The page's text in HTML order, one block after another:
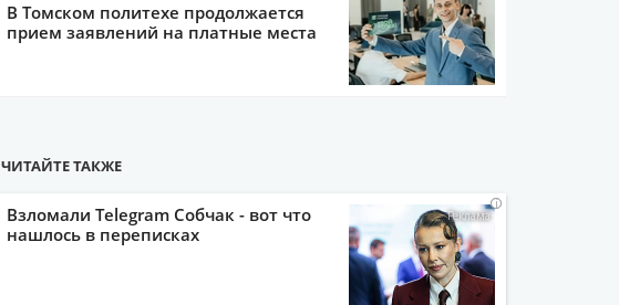
В Томском политехе продолжается
прием заявлений на платные места
ЧИТАЙТЕ ТАКЖЕ
i
Взломали Telegram Собчак - вот что
нашлось в переписках
iii